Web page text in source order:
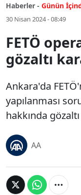
Haberler - Günün
30 Nisan 2024 - 08:49
FETÖ
gözaltı
Ankara'da
yapılanması
hakkında
AA